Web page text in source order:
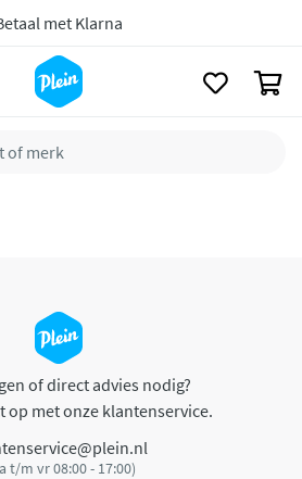
met Klarna
of direct advies nodig?
op met onze klantenservice.
t/m vr 08:00 - 17:00)